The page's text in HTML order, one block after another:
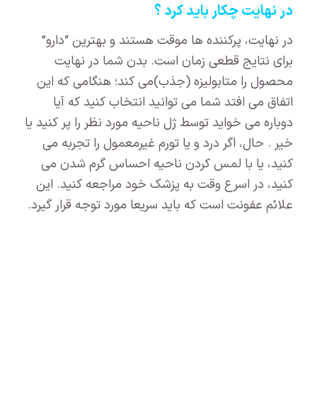
در نهایت چکار باید کرد ؟
در نهایت، پرکننده ها موقت هستند و بهترین “دارو”
برای نتایج قطعی زمان است. بدن شما در نهایت
محصول را متابولیزه (جذب)می کند؛ هنگامی که این
اتفاق می افتد شما می توانید انتخاب کنید که آیا
دوباره می خواید توسط ژل ناحیه مورد نظر را پر کنید یا
خیر . حال، اگر درد و یا تورم غیرمعمول را تجربه می
کنید، یا با لمس کردن ناحیه احساس گرم شدن می
کنید، در اسرع وقت به پزشک خود مراجعه کنید. این
علائم عفونت است که باید سریعا مورد توجه قرار گیرد.